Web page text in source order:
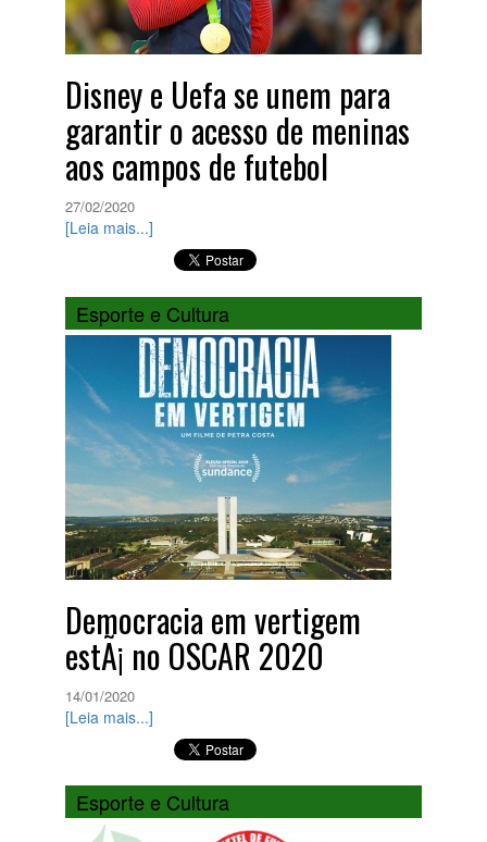
Disney e Uefa se unem para
garantir o acesso de meninas
aos campos de futebol
27/02/2020
[Leia mais...]
Esporte e Cultura
Democracia em vertigem
estÃ¡ no OSCAR 2020
14/01/2020
[Leia mais...]
Esporte e Cultura